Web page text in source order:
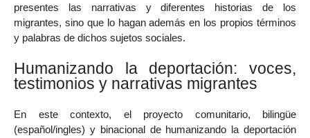
presentes las narrativas y diferentes historias de los
migrantes, sino que lo hagan además en los propios términos
y palabras de dichos sujetos sociales.
Humanizando la deportación: voces,
testimonios y narrativas migrantes
En este contexto, el proyecto comunitario, bilingüe
(español/ingles) y binacional de humanizando la deportación